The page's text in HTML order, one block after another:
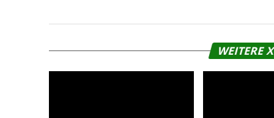
WEITERE